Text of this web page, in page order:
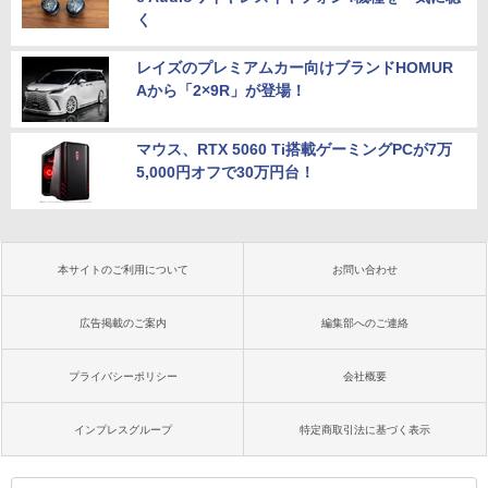
く
レイズのプレミアムカー向けブランドHOMUR
Aから「2×9R」が登場！
マウス、RTX 5060 Ti搭載ゲーミングPCが7万
5,000円オフで30万円台！
本サイトのご利用について お問い合わせ
広告掲載のご案内 編集部へのご連絡
プライバシーポリシー 会社概要
インプレスグループ 特定商取引法に基づく表示